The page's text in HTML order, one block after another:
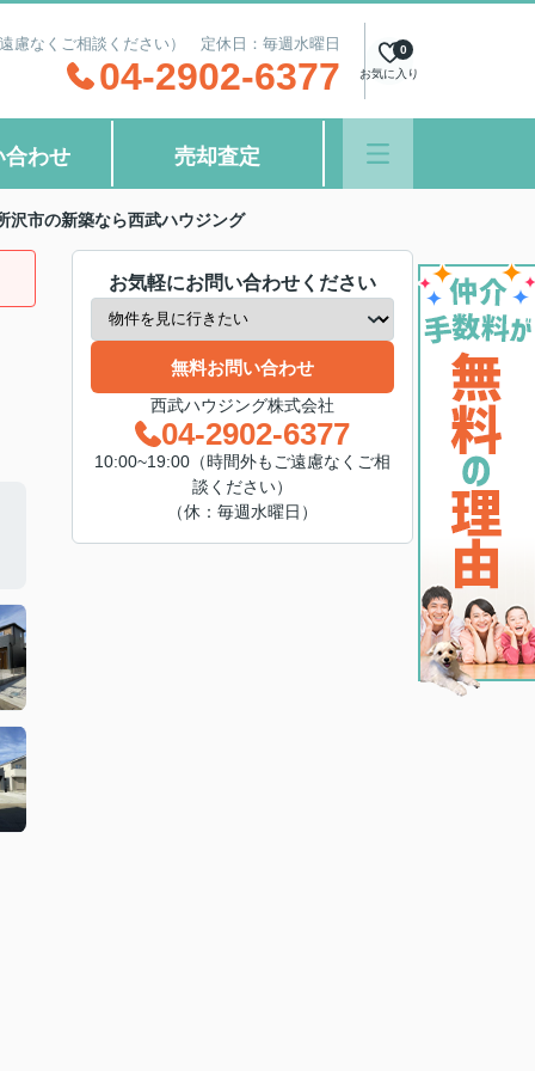
慮なくご相談ください） 定休日：毎週水曜日
04-2902-6377 お気に入り
0
合わせ 売却査定
沢市の新築なら西武ハウジング
お気軽にお問い合わせください
無料お問い合わせ
西武ハウジング株式会社
04-2902-6377
10:00~19:00（時間外もご遠慮なくご相
談ください）
（休：毎週水曜日）